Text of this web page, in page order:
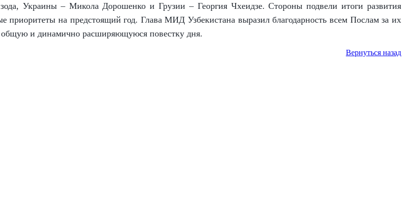
Украины – Микола Дорошенко и Грузии – Георгия Чхеидзе. Стороны подвели итоги развития
приоритеты на предстоящий год. Глава МИД Узбекистана выразил благодарность всем Послам за их
общую и динамично расширяющуюся повестку дня.
Вернуться назад